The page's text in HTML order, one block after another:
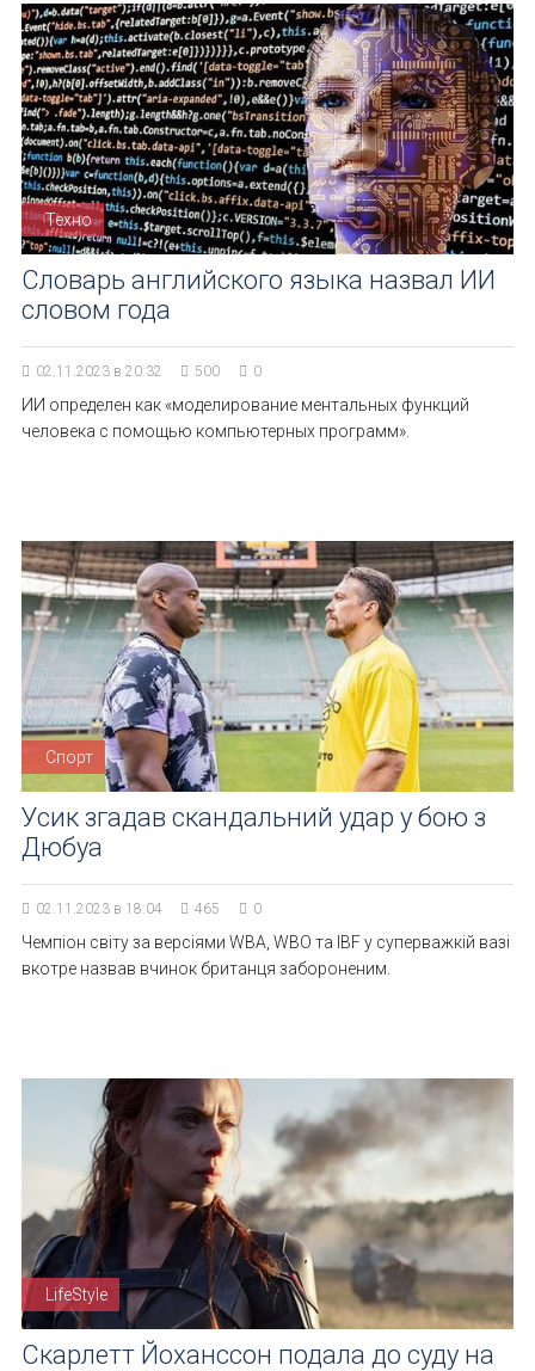
Техно
Словарь английского языка назвал ИИ
словом года
02.11.2023 в 20:32 500 0
ИИ определен как «моделирование ментальных функций
человека с помощью компьютерных программ».
Спорт
Усик згадав скандальний удар у бою з
Дюбуа
02.11.2023 в 18:04 465 0
Чемпіон світу за версіями WBA, WBO та IBF у суперважкій вазі
вкотре назвав вчинок британця забороненим.
LifeStyle
Скарлетт Йоханссон подала до суду на